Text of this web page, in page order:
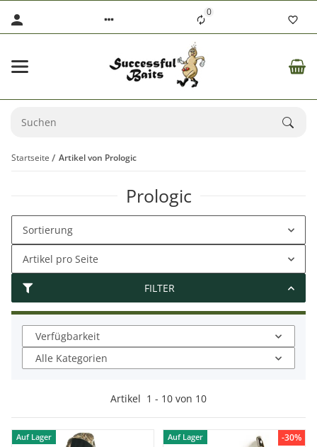
0
Startseite Artikel von Prologic
Prologic
FILTER
Sortierung
Artikel pro Seite
Verfügbarkeit
Alle Kategorien
Artikel 1 - 10 von 10
Auf Lager Auf Lager -30%